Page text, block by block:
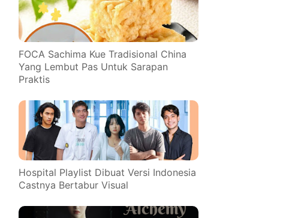
FOCA Sachima Kue Tradisional China
Yang Lembut Pas Untuk Sarapan
Praktis
Hospital Playlist Dibuat Versi Indonesia
Castnya Bertabur Visual